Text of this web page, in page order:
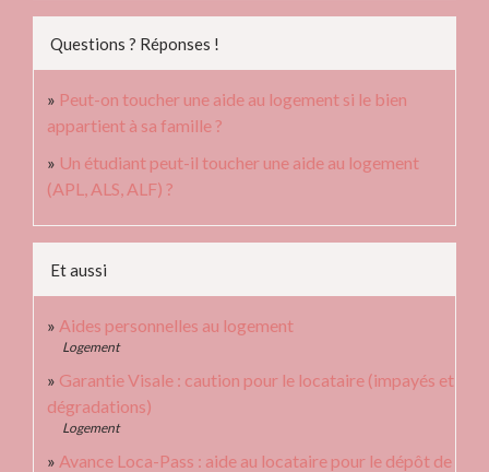
Questions ? Réponses !
Peut-on toucher une aide au logement si le bien
appartient à sa famille ?
Un étudiant peut-il toucher une aide au logement
(APL, ALS, ALF) ?
Et aussi
Aides personnelles au logement
Logement
Garantie Visale : caution pour le locataire (impayés et
dégradations)
Logement
Avance Loca-Pass : aide au locataire pour le dépôt de